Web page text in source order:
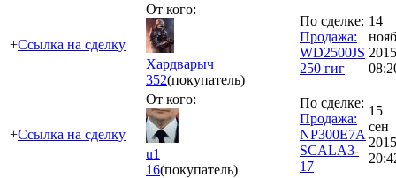
+Ссылка на сделку
От кого:
Хардварыч
352(покупатель)
По сделке:
Продажа:
WD2500JS
250 гиг
14
нояб
2015
+Ссылка на сделку
От кого:
u1
16(покупатель)
По сделке:
Продажа:
NP300E7A
SCALA3-
17
15
сен
2015